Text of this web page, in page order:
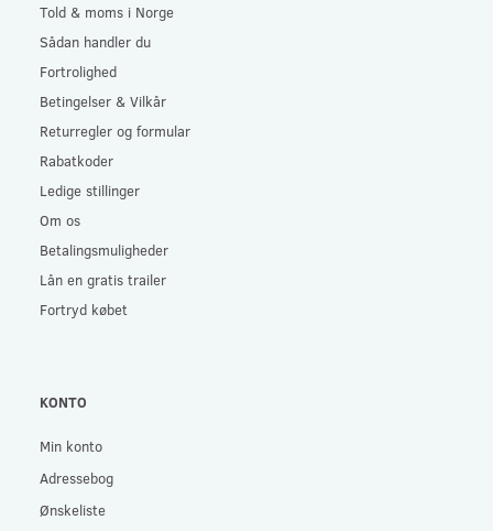
Told & moms i Norge
Sådan handler du
Fortrolighed
Betingelser & Vilkår
Returregler og formular
Rabatkoder
Ledige stillinger
Om os
Betalingsmuligheder
Lån en gratis trailer
Fortryd købet
KONTO
Min konto
Adressebog
Ønskeliste